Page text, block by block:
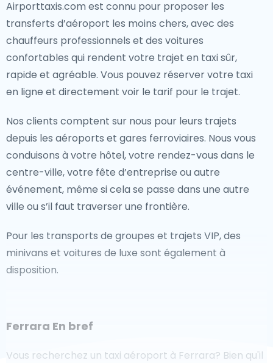
Airporttaxis.com est connu pour proposer les
transferts d’aéroport les moins chers, avec des
chauffeurs professionnels et des voitures
confortables qui rendent votre trajet en taxi sûr,
rapide et agréable. Vous pouvez réserver votre taxi
en ligne et directement voir le tarif pour le trajet.
Nos clients comptent sur nous pour leurs trajets
depuis les aéroports et gares ferroviaires. Nous vous
conduisons à votre hôtel, votre rendez-vous dans le
centre-ville, votre fête d’entreprise ou autre
événement, même si cela se passe dans une autre
ville ou s’il faut traverser une frontière.
Pour les transports de groupes et trajets VIP, des
minivans et voitures de luxe sont également à
disposition.
Ferrara En bref
Vous recherchez un taxi aéroport à Ferrara? Bien qu'il